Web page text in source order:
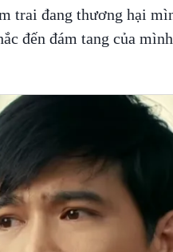
trai đang thương hại
đến đám tang của